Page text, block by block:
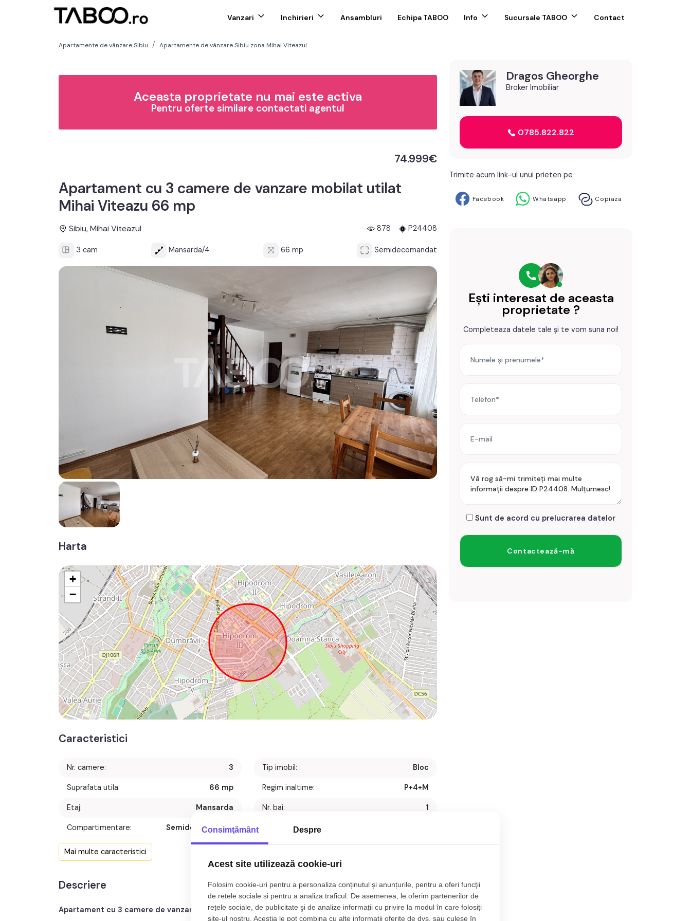
Vanzari Inchirieri Ansambluri Echipa TABOO Info Sucursale TABOO Contact
Apartamente de vânzare Sibiu Apartamente de vânzare Sibiu zona Mihai Viteazul
Aceasta proprietate nu mai este activa
Pentru oferte similare contactati agentul
74.999€
Apartament cu 3 camere de vanzare mobilat utilat
Mihai Viteazu 66 mp
Sibiu, Mihai Viteazul 878 P24408
3 cam Mansarda/4 66 mp Semidecomandat
Harta
+
−
Caracteristici
Nr. camere: 3
Suprafata utila: 66 mp
Etaj: Mansarda
Compartimentare: Semidecomandat
Tip imobil: Bloc
Regim inaltime: P+4+M
Nr. bai: 1
S. construita:
Confort: 1
1
An constructie:
Structura:
Mai multe caracteristici
Descriere
Apartament cu 3 camere de vanzare , semidecomandat, 66 mp, zonaMihai Viteazul, Sibiu.
Dragos Gheorghe
Broker Imobiliar
0785.822.822
Trimite acum link-ul unui prieten pe
Facebook Whatsapp Copiaza
Ești interesat de aceasta
proprietate ?
Completeaza datele tale și te vom suna noi!
Sunt de acord cu prelucrarea datelor
Consimţământ Despre
Acest site utilizează cookie-uri
Folosim cookie-uri pentru a personaliza conținutul și anunțurile, pentru a oferi funcţii
de rețele sociale și pentru a analiza traficul. De asemenea, le oferim partenerilor de
rețele sociale, de publicitate şi de analize informații cu privire la modul în care folosiți
site-ul nostru. Aceștia le pot combina cu alte informații oferite de dvs. sau culese în